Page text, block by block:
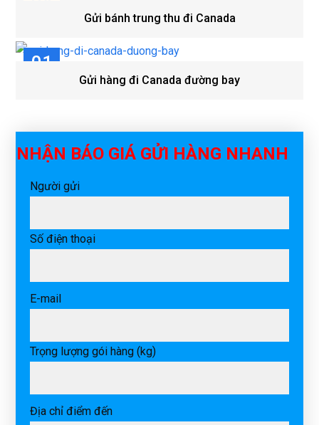
Gửi bánh trung thu đi Canada
01
Gửi hàng đi Canada đường bay
NHẬN BÁO GIÁ GỬI HÀNG NHANH
Người gửi
Số điện thoại
E-mail
Trọng lượng gói hàng (kg)
Địa chỉ điểm đến